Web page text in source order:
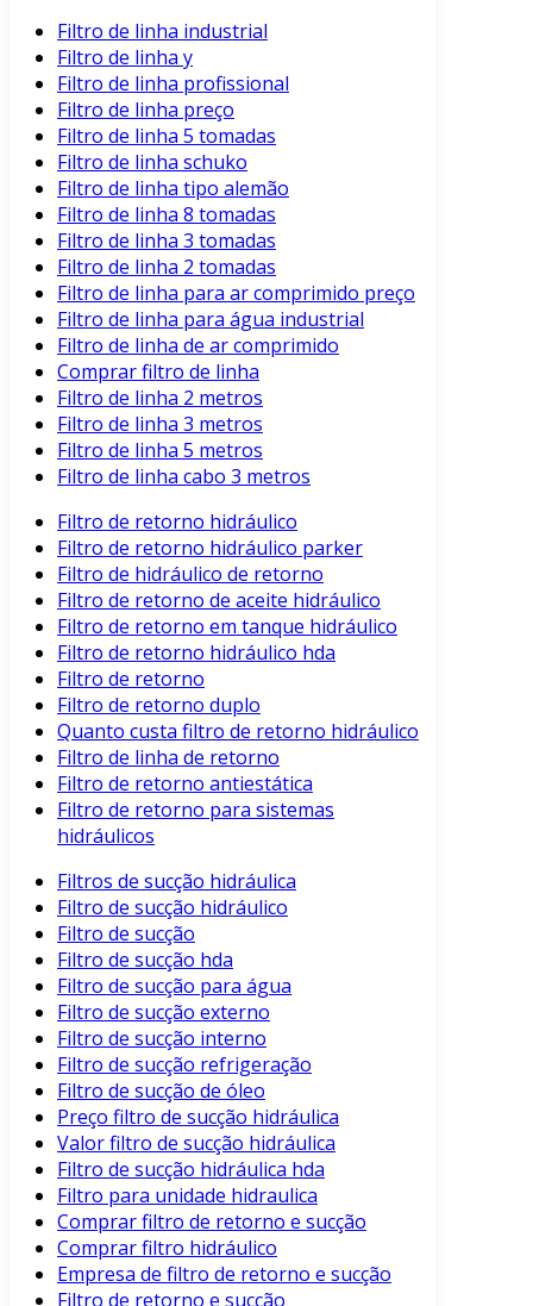
Filtro de linha industrial
Filtro de linha y
Filtro de linha profissional
Filtro de linha preço
Filtro de linha 5 tomadas
Filtro de linha schuko
Filtro de linha tipo alemão
Filtro de linha 8 tomadas
Filtro de linha 3 tomadas
Filtro de linha 2 tomadas
Filtro de linha para ar comprimido preço
Filtro de linha para água industrial
Filtro de linha de ar comprimido
Comprar filtro de linha
Filtro de linha 2 metros
Filtro de linha 3 metros
Filtro de linha 5 metros
Filtro de linha cabo 3 metros
Filtro de retorno hidráulico
Filtro de retorno hidráulico parker
Filtro de hidráulico de retorno
Filtro de retorno de aceite hidráulico
Filtro de retorno em tanque hidráulico
Filtro de retorno hidráulico hda
Filtro de retorno
Filtro de retorno duplo
Quanto custa filtro de retorno hidráulico
Filtro de linha de retorno
Filtro de retorno antiestática
Filtro de retorno para sistemas
hidráulicos
Filtros de sucção hidráulica
Filtro de sucção hidráulico
Filtro de sucção
Filtro de sucção hda
Filtro de sucção para água
Filtro de sucção externo
Filtro de sucção interno
Filtro de sucção refrigeração
Filtro de sucção de óleo
Preço filtro de sucção hidráulica
Valor filtro de sucção hidráulica
Filtro de sucção hidráulica hda
Filtro para unidade hidraulica
Comprar filtro de retorno e sucção
Comprar filtro hidráulico
Empresa de filtro de retorno e sucção
Filtro de retorno e sucção